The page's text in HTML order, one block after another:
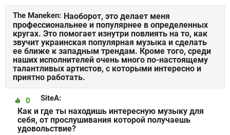
The Maneken: Наоборот, это делает меня
профессиональнее и популярнее в определенных
кругах. Это помогает изнутри повлиять на то, как
звучит украинская популярная музыка и сделать
ее ближе к западным трендам. Кроме того, среди
наших исполнителей очень много по-настоящему
талантливых артистов, с которыми интересно и
приятно работать.
SiteА:
0
Как и где ты находишь интересную музыку для
себя, от прослушивания которой получаешь
удовольствие?